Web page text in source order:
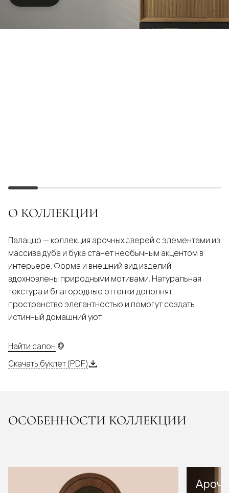
О КОЛЛЕКЦИИ
Палаццо — коллекция арочных дверей с элементами из
массива дуба и бука станет необычным акцентом в
интерьере. Форма и внешний вид изделий
вдохновлены природными мотивами. Натуральная
текстура и благородные оттенки дополнят
пространство элегантностью и помогут создать
истинный домашний уют.
Найти салон
Скачать буклет (PDF)
ОСОБЕННОСТИ КОЛЛЕКЦИИ